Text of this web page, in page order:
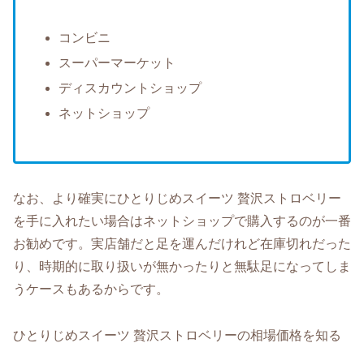
コンビニ
スーパーマーケット
ディスカウントショップ
ネットショップ
なお、より確実にひとりじめスイーツ 贅沢ストロベリー
を手に入れたい場合はネットショップで購入するのが一番
お勧めです。実店舗だと足を運んだけれど在庫切れだった
り、時期的に取り扱いが無かったりと無駄足になってしま
うケースもあるからです。
ひとりじめスイーツ 贅沢ストロベリーの相場価格を知る